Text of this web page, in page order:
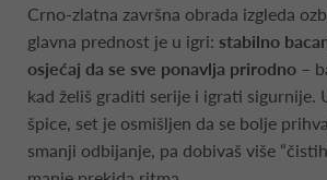
Crno-zlatna završna obrada izgleda
glavna prednost je u igri: stabilno
osjećaj da se sve ponavlja prirodno –
kad želiš graditi serije i igrati sigurnije.
špice, set je osmišljen da se bolje
smanji odbijanje, pa dobivaš više